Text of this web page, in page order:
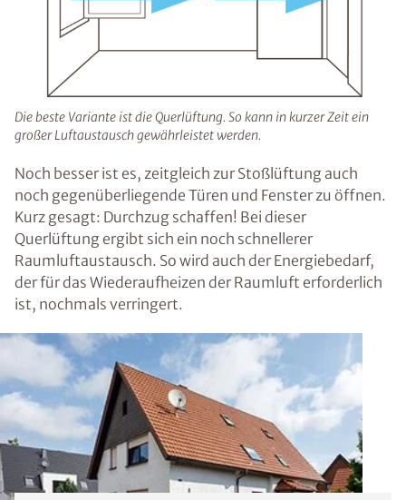
Die beste Variante ist die Querlüftung. So kann in kurzer Zeit ein
großer Luftaustausch gewährleistet werden.
Noch besser ist es, zeitgleich zur Stoßlüftung auch
noch gegenüberliegende Türen und Fenster zu öffnen.
Kurz gesagt: Durchzug schaffen! Bei dieser
Querlüftung ergibt sich ein noch schnellerer
Raumluftaustausch. So wird auch der Energiebedarf,
der für das Wiederaufheizen der Raumluft erforderlich
ist, nochmals verringert.